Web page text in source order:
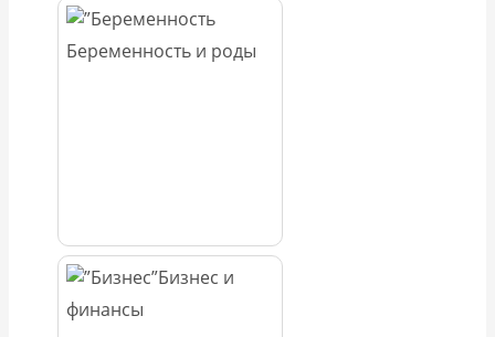
Беременность и роды
Бизнес и
финансы